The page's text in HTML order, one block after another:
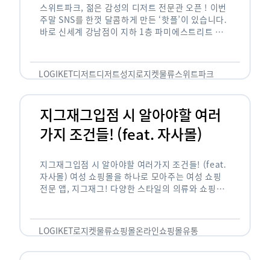
스위트파크, 젊은 감성의 디저트 전문관 오픈 ! 이번
주말 SNS를 한껏 달콤하게 만든 ‘핫플’이 있습니다.
바로 신세계 강남점이 지하 1층 파미에스트리트 분
LOGIKET디저트디저트성지로지켓물류스위트파크
지그재그입점 시 알아야할 여러
가지 조건들! (feat. 자사몰)
지그재그입점 시 알아야할 여러가지 조건들! (feat.
자사몰) 여성 쇼핑몰을 하나로 모아주는 여성 쇼핑
전문 앱, 지그재그! 다양한 스타일의 의류와 쇼핑몰
LOGIKET로지켓물류쇼핑몰온라인쇼핑몰유통